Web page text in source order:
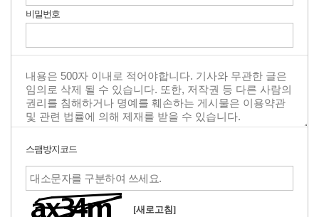
비밀번호
스팸방지코드
[새로고침]